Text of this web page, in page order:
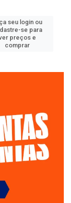
seu login ou
se para
preços e
comprar